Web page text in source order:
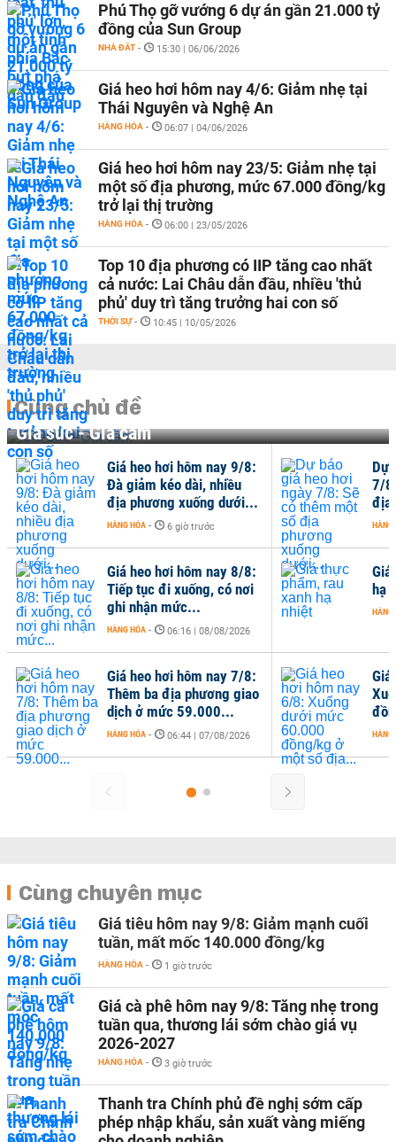
Phú Thọ gỡ vướng 6 dự án gần 21.000 tỷ
đồng của Sun Group
NHÀ ĐẤT - 15:30 | 06/06/2026
Giá heo hơi hôm nay 4/6: Giảm nhẹ tại
Thái Nguyên và Nghệ An
HÀNG HÓA - 06:07 | 04/06/2026
Giá heo hơi hôm nay 23/5: Giảm nhẹ tại
một số địa phương, mức 67.000 đồng/kg
trở lại thị trường
HÀNG HÓA - 06:00 | 23/05/2026
Top 10 địa phương có IIP tăng cao nhất
cả nước: Lai Châu dẫn đầu, nhiều 'thủ
phủ' duy trì tăng trưởng hai con số
THỜI SỰ - 10:45 | 10/05/2026
Cùng chủ đề
Gia súc - Gia cầm
Giá heo hơi hôm nay 9/8:
Đà giảm kéo dài, nhiều
địa phương xuống dưới...
HÀNG HÓA - 6 giờ trước
Giá heo hơi hôm nay 8/8:
Tiếp tục đi xuống, có nơi
ghi nhận mức...
HÀNG HÓA - 06:16 | 08/08/2026
Giá heo hơi hôm nay 7/8:
Thêm ba địa phương giao
dịch ở mức 59.000...
HÀNG HÓA - 06:44 | 07/08/2026
Dự
7/
địa
HÀNG
Giá
hạ
HÀNG
HÀNG
Cùng chuyên mục
Giá tiêu hôm nay 9/8: Giảm mạnh cuối
tuần, mất mốc 140.000 đồng/kg
HÀNG HÓA - 1 giờ trước
Giá cà phê hôm nay 9/8: Tăng nhẹ trong
tuần qua, thương lái sớm chào giá vụ
2026-2027
HÀNG HÓA - 3 giờ trước
Thanh tra Chính phủ đề nghị sớm cấp
phép nhập khẩu, sản xuất vàng miếng